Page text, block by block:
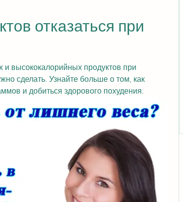
отказаться при
высококалорийных продуктов при
сделать. Узнайте больше о том, как
и добиться здорового похудения.